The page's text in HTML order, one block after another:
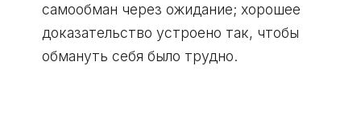
самообман через ожидание; хорошее
доказательство устроено так, чтобы
обмануть себя было трудно.